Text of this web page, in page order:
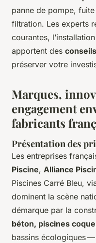
panne de pompe,
filtration. Les experts
courantes,
apportent des
préserver votre
Marques,
engagement
fabricants
Présentation des
Les entreprises
Piscine, Alliance
Piscines Carré Bleu,
dominent la scène
démarque par la
béton, piscines
bassins écologiques